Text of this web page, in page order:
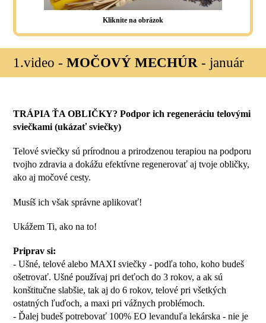
Kliknite na obrázok
1.video -MOČOVÝ MECHÚR - január
TRÁPIA ŤA OBLIČKY? Podpor ich regeneráciu telovými
sviečkami (ukázať sviečky)
Telové sviečky sú prírodnou a prirodzenou terapiou na podporu
tvojho zdravia a dokážu efektívne regenerovať aj tvoje obličky,
ako aj močové cesty.
Musíš ich však správne aplikovať!
Ukážem Ti, ako na to!
Priprav si:
- Ušné, telové alebo MAXI sviečky - podľa toho, koho budeš
ošetrovať. Ušné používaj pri deťoch do 3 rokov, a ak sú
konštitučne slabšie, tak aj do 6 rokov, telové pri všetkých
ostatných ľuďoch, a maxi pri vážnych problémoch.
- Ďalej budeš potrebovať 100% EO levanduľa lekárska - nie je